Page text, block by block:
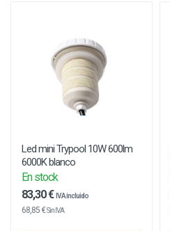
Led mini Trypool 10W 600lm
6000K blanco
En stock
83,30 € IVA incluido
68,85 €Sin IVA